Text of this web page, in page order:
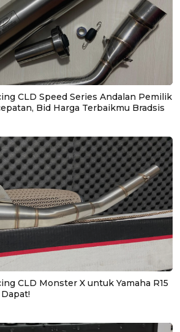
CLD Speed Series Andalan Pemilik
Bid Harga Terbaikmu Bradsis
CLD Monster X untuk Yamaha R15